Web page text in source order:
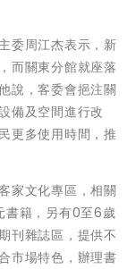
委周江杰表示，新
而關東分館就座落
說，客委會挹注關
備及空間進行改
更多使用時間，推
家文化專區，相關
書籍，另有0至6歲
刊雜誌區，提供不
市場特色，辦理書